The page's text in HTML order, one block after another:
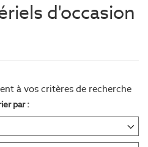
d'occasion
à vos critères de recherche
par :